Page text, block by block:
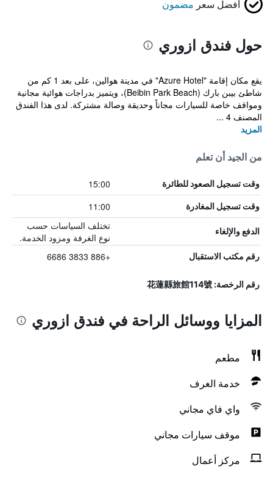
أفضل سعر مضمون
حول فندق ازوري
يقع مكان إقامة "Azure Hotel" في مدينة هوالين، على بعد 1 كم من
شاطئ بيبن بارك (Beibin Park Beach)، ويتميز بدراجات هوائية مجانية
ومواقف خاصة للسيارات مجاناً وحديقة وصالة مشتركة. لدى هذا الفندق
المصنف 4 ...
المزيد
من الجيد أن تعلم
وقت تسجيل الصعود للطائرة 15:00
وقت تسجيل المغادرة 11:00
الدفع والإلغاء
تختلف السياسات حسب
نوع الغرفة ومزود الخدمة.
رقم مكتب الاستقبال +886 3833 6686
رقم الرخصة: 花蓮縣旅館114號
المزايا ووسائل الراحة في فندق ازوري
مطعم
خدمة الغرف
واي فاي مجاني
موقف سيارات مجاني
مركز أعمال